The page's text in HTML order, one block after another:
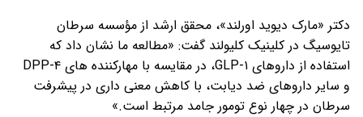
دکتر «مارک دیوید اورلند»، محقق ارشد از مؤسسه سرطان
تایوسیگ در کلینیک کلیولند گفت: «مطالعه ما نشان داد که
استفاده از داروهای GLP-۱، در مقایسه با مهارکننده های DPP-۴
و سایر داروهای ضد دیابت، با کاهش معنی داری در پیشرفت
سرطان در چهار نوع تومور جامد مرتبط است.»